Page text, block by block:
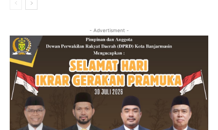
- Advertisment -